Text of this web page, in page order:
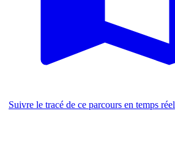
Suivre le tracé de ce parcours en temps réel